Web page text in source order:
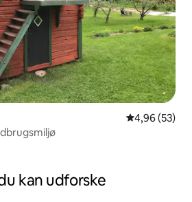
4,96 ud af 5 i
4,96 (53)
kan udforske